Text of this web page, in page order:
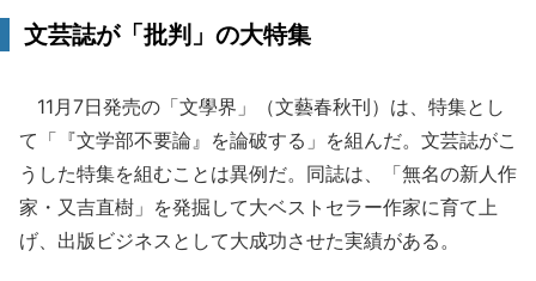
文芸誌が「批判」の大特集
11月7日発売の「文學界」（文藝春秋刊）は、特集とし
て「『文学部不要論』を論破する」を組んだ。文芸誌がこ
うした特集を組むことは異例だ。同誌は、「無名の新人作
家・又吉直樹」を発掘して大ベストセラー作家に育て上
げ、出版ビジネスとして大成功させた実績がある。